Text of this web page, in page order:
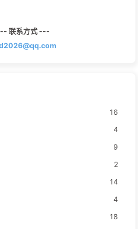
联系方式 ---
16
4
9
2
14
4
18